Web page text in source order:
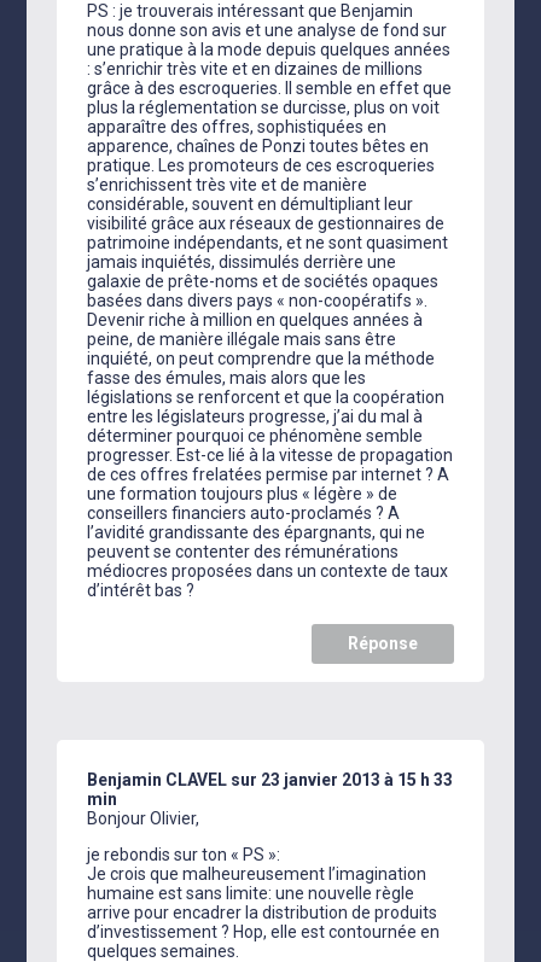
PS : je trouverais intéressant que Benjamin
nous donne son avis et une analyse de fond sur
une pratique à la mode depuis quelques années
: s’enrichir très vite et en dizaines de millions
grâce à des escroqueries. Il semble en effet que
plus la réglementation se durcisse, plus on voit
apparaître des offres, sophistiquées en
apparence, chaînes de Ponzi toutes bêtes en
pratique. Les promoteurs de ces escroqueries
s’enrichissent très vite et de manière
considérable, souvent en démultipliant leur
visibilité grâce aux réseaux de gestionnaires de
patrimoine indépendants, et ne sont quasiment
jamais inquiétés, dissimulés derrière une
galaxie de prête-noms et de sociétés opaques
basées dans divers pays « non-coopératifs ».
Devenir riche à million en quelques années à
peine, de manière illégale mais sans être
inquiété, on peut comprendre que la méthode
fasse des émules, mais alors que les
législations se renforcent et que la coopération
entre les législateurs progresse, j’ai du mal à
déterminer pourquoi ce phénomène semble
progresser. Est-ce lié à la vitesse de propagation
de ces offres frelatées permise par internet ? A
une formation toujours plus « légère » de
conseillers financiers auto-proclamés ? A
l’avidité grandissante des épargnants, qui ne
peuvent se contenter des rémunérations
médiocres proposées dans un contexte de taux
d’intérêt bas ?
Réponse
Benjamin CLAVEL sur 23 janvier 2013 à 15 h 33
min
Bonjour Olivier,
je rebondis sur ton « PS »:
Je crois que malheureusement l’imagination
humaine est sans limite: une nouvelle règle
arrive pour encadrer la distribution de produits
d’investissement ? Hop, elle est contournée en
quelques semaines.